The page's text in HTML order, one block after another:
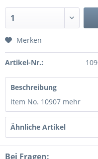
Merken
Artikel-Nr.:
Beschreibung
Item No. 10907 mehr
Ähnliche Artikel
Bei Fragen: